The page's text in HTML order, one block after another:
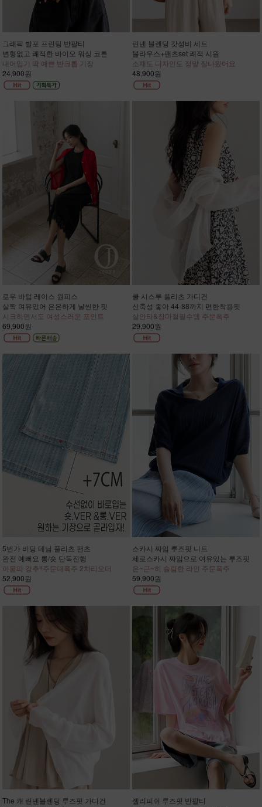
그래픽 발포 프린팅 반팔티
변형없고 쾌적한 바이오 워싱 코튼
내어입기 딱 예쁜 반크롭 기장
24,900원
린넨 블렌딩 갓성비 세트
블라우스+팬츠set 쾌적 시원
소재도 디자인도 정말 잘나왔어요
48,900원
로우 바텀 레이스 원피스
살짝 여유있어 은은하게 날씬한 핏
시크하면서도 여성스러운 포인트
69,900원
쿨 시스루 플리츠 가디건
신축성 좋아 44-88까지 편한착용핏
살안타&장마철필수템 주문폭주
29,900원
5번가 비딩 데님 플리츠 팬츠
완전 예뻐요 롱/숏 단독진행
아묻따 강추!!주문대폭주 2차리오더
52,900원
스카시 짜임 루즈핏 니트
세로스카시 짜임으로 여유있는 루즈핏
은~근~히 슬림한 라인 주문폭주
59,900원
The 캐 린넨블렌딩 루즈핏 가디건
젤리피쉬 루즈핏 반팔티